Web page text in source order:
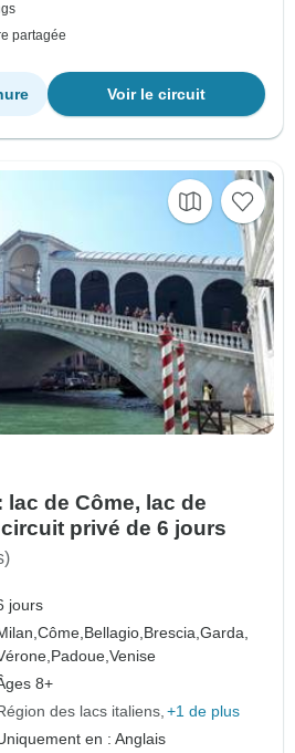
partagée
Voir le circuit
de Côme, lac de
privé de 6 jours
jours
Côme,Bellagio,Brescia,Garda,
Padoue,Venise
8+
des lacs italiens +1 de plus
en : Anglais